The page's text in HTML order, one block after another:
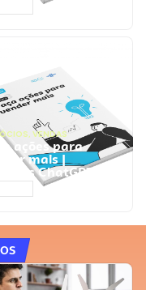
, VENDAS
ações para
mais |
ChatGPT